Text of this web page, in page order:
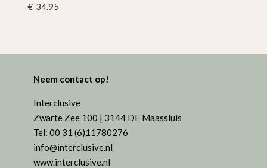
34.95
Neem contact op!
Interclusive
Zwarte Zee 100 | 3144 DE Maassluis
Tel: 00 31 (6)11780276
info@interclusive.nl
www.interclusive.nl